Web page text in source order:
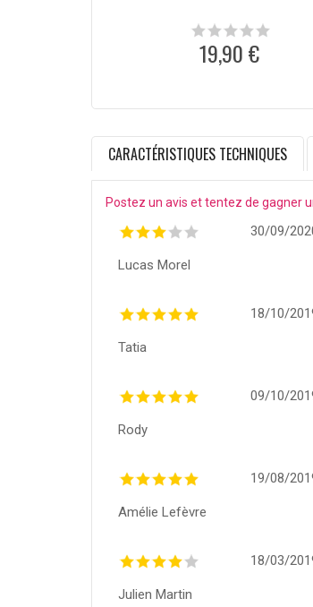
19,90 €
CARACTÉRISTIQUES TECHNIQUES
Postez un avis et tentez de gagner
30/09/
Lucas Morel
18/10/
Tatia
09/10/
Rody
19/08/
Amélie Lefèvre
18/03/
Julien Martin